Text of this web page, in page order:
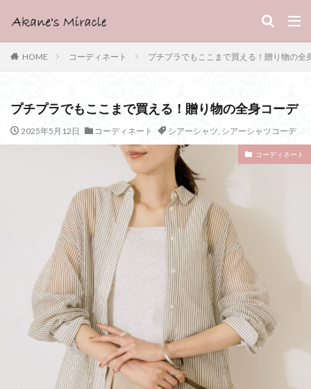
HOME コーディネート プチプラでもここまで買える！贈り物の全
プチプラでもここまで買える！贈り物の全身コーデ
2025年5月12日 コーディネート シアーシャツ, シアーシャツコーデ
コーディネート